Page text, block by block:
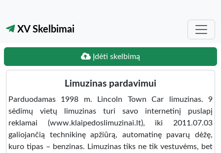
XV Skelbimai
Įdėti skelbimą
Limuzinas pardavimui
Parduodamas 1998 m. Lincoln Town Car limuzinas. 9
sėdimų vietų limuzinas turi savo internetinį puslapį
reklamai (www.klaipedoslimuzinai.lt), iki 2011.07.03
galiojančią technikinę apžiūrą, automatinę pavarų dėžę,
kuro tipas – benzinas. Limuzinas tiks ne tik vestuvėms, bet